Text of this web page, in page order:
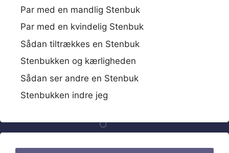
Par med en mandlig Stenbuk
Par med en kvindelig Stenbuk
Sådan tiltrækkes en Stenbuk
Stenbukken og kærligheden
Sådan ser andre en Stenbuk
Stenbukken indre jeg